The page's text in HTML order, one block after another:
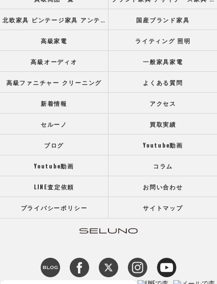
北欧家具 ビンテージ家具 アンティーク家具 国産ブランド家具
高級家電 ライティング 照明
高級オーディオ 一般家具家電
高級ファニチャー クリーニング よくある質問
新着情報 アクセス
セルーノ 買取実績
ブログ Youtube動画
Youtube動画 コラム
LINE査定依頼 お問い合わせ
プライバシーポリシー サイトマップ